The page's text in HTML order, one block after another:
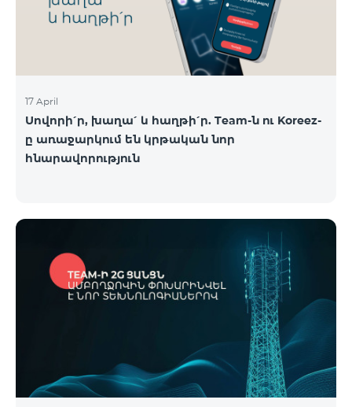
17 April
Սովորի՛ր, խաղա՛ և հաղթի՛ր. Team-ն ու Koreez-
ը առաջարկում են կրթական նոր
հնարավորություն